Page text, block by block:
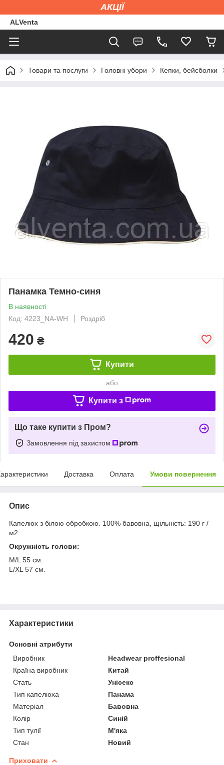
АКЦІЇ
ALVenta
Товари та послуги Головні убори Кепки, бейсболки
Панамка Темно-синя
В наявності
Код: 4223_NA-WH
Роздріб
420 ₴
Купити
або
Купити з
Що таке купити з Пром?
Замовлення під захистом
Доставка Оплата Умови повернення
Опис
Капелюх з білою обробкою. 100% бавовна, щільність: 190 г /
м2.
Окружність голови:
M/L 55 см.
L/XL 57 см.
Характеристики
Основні атрибути
Виробник
Headwear proffesional
Країна виробник
Китай
Стать
Унісекс
Тип капелюха
Панама
Матеріал
Бавовна
Колір
Синій
Тип тулії
М'яка
Стан
Новий
Приховати